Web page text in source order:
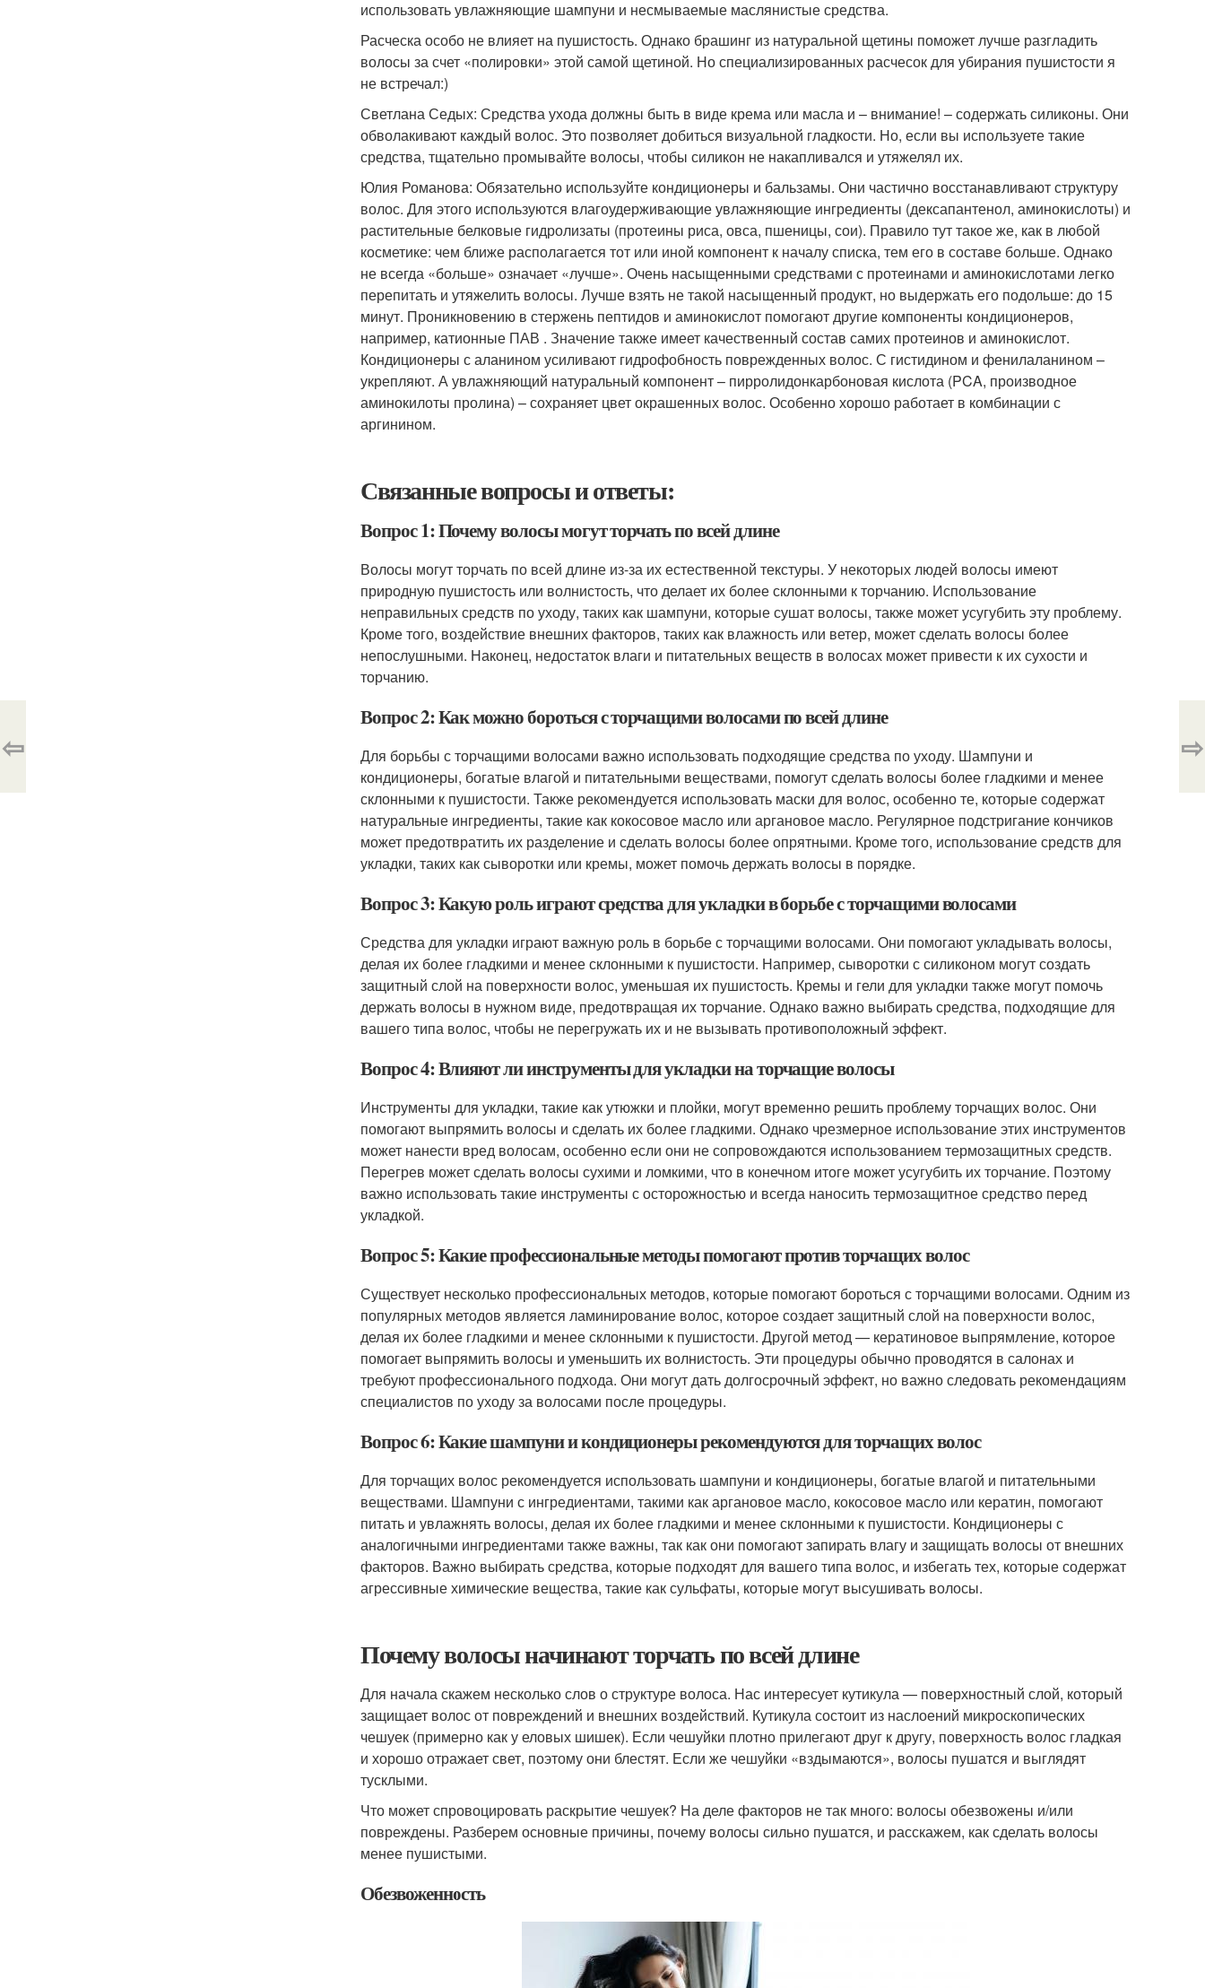
использовать увлажняющие шампуни и несмываемые маслянистые средства.
Расческа особо не влияет на пушистость. Однако брашинг из натуральной щетины поможет лучше разгладить
волосы за счет «полировки» этой самой щетиной. Но специализированных расчесок для убирания пушистости я
не встречал:)
Светлана Седых: Средства ухода должны быть в виде крема или масла и – внимание! – содержать силиконы. Они
обволакивают каждый волос. Это позволяет добиться визуальной гладкости. Но, если вы используете такие
средства, тщательно промывайте волосы, чтобы силикон не накапливался и утяжелял их.
Юлия Романова: Обязательно используйте кондиционеры и бальзамы. Они частично восстанавливают структуру
волос. Для этого используются влагоудерживающие увлажняющие ингредиенты (дексапантенол, аминокислоты) и
растительные белковые гидролизаты (протеины риса, овса, пшеницы, сои). Правило тут такое же, как в любой
косметике: чем ближе располагается тот или иной компонент к началу списка, тем его в составе больше. Однако
не всегда «больше» означает «лучше». Очень насыщенными средствами с протеинами и аминокислотами легко
перепитать и утяжелить волосы. Лучше взять не такой насыщенный продукт, но выдержать его подольше: до 15
минут. Проникновению в стержень пептидов и аминокислот помогают другие компоненты кондиционеров,
например, катионные ПАВ . Значение также имеет качественный состав самих протеинов и аминокислот.
Кондиционеры с аланином усиливают гидрофобность поврежденных волос. С гистидином и фенилаланином –
укрепляют. А увлажняющий натуральный компонент – пирролидонкарбоновая кислота (PCA, производное
аминокилоты пролина) – сохраняет цвет окрашенных волос. Особенно хорошо работает в комбинации с
аргинином.
Связанные вопросы и ответы:
Вопрос 1: Почему волосы могут торчать по всей длине
Волосы могут торчать по всей длине из-за их естественной текстуры. У некоторых людей волосы имеют
природную пушистость или волнистость, что делает их более склонными к торчанию. Использование
неправильных средств по уходу, таких как шампуни, которые сушат волосы, также может усугубить эту проблему.
Кроме того, воздействие внешних факторов, таких как влажность или ветер, может сделать волосы более
непослушными. Наконец, недостаток влаги и питательных веществ в волосах может привести к их сухости и
торчанию.
Вопрос 2: Как можно бороться с торчащими волосами по всей длине
Для борьбы с торчащими волосами важно использовать подходящие средства по уходу. Шампуни и
кондиционеры, богатые влагой и питательными веществами, помогут сделать волосы более гладкими и менее
склонными к пушистости. Также рекомендуется использовать маски для волос, особенно те, которые содержат
натуральные ингредиенты, такие как кокосовое масло или аргановое масло. Регулярное подстригание кончиков
может предотвратить их разделение и сделать волосы более опрятными. Кроме того, использование средств для
укладки, таких как сыворотки или кремы, может помочь держать волосы в порядке.
Вопрос 3: Какую роль играют средства для укладки в борьбе с торчащими волосами
Средства для укладки играют важную роль в борьбе с торчащими волосами. Они помогают укладывать волосы,
делая их более гладкими и менее склонными к пушистости. Например, сыворотки с силиконом могут создать
защитный слой на поверхности волос, уменьшая их пушистость. Кремы и гели для укладки также могут помочь
держать волосы в нужном виде, предотвращая их торчание. Однако важно выбирать средства, подходящие для
вашего типа волос, чтобы не перегружать их и не вызывать противоположный эффект.
Вопрос 4: Влияют ли инструменты для укладки на торчащие волосы
Инструменты для укладки, такие как утюжки и плойки, могут временно решить проблему торчащих волос. Они
помогают выпрямить волосы и сделать их более гладкими. Однако чрезмерное использование этих инструментов
может нанести вред волосам, особенно если они не сопровождаются использованием термозащитных средств.
Перегрев может сделать волосы сухими и ломкими, что в конечном итоге может усугубить их торчание. Поэтому
важно использовать такие инструменты с осторожностью и всегда наносить термозащитное средство перед
укладкой.
Вопрос 5: Какие профессиональные методы помогают против торчащих волос
Существует несколько профессиональных методов, которые помогают бороться с торчащими волосами. Одним из
популярных методов является ламинирование волос, которое создает защитный слой на поверхности волос,
делая их более гладкими и менее склонными к пушистости. Другой метод — кератиновое выпрямление, которое
помогает выпрямить волосы и уменьшить их волнистость. Эти процедуры обычно проводятся в салонах и
требуют профессионального подхода. Они могут дать долгосрочный эффект, но важно следовать рекомендациям
специалистов по уходу за волосами после процедуры.
Вопрос 6: Какие шампуни и кондиционеры рекомендуются для торчащих волос
Для торчащих волос рекомендуется использовать шампуни и кондиционеры, богатые влагой и питательными
веществами. Шампуни с ингредиентами, такими как аргановое масло, кокосовое масло или кератин, помогают
питать и увлажнять волосы, делая их более гладкими и менее склонными к пушистости. Кондиционеры с
аналогичными ингредиентами также важны, так как они помогают запирать влагу и защищать волосы от внешних
факторов. Важно выбирать средства, которые подходят для вашего типа волос, и избегать тех, которые содержат
агрессивные химические вещества, такие как сульфаты, которые могут высушивать волосы.
Почему волосы начинают торчать по всей длине
Для начала скажем несколько слов о структуре волоса. Нас интересует кутикула — поверхностный слой, который
защищает волос от повреждений и внешних воздействий. Кутикула состоит из наслоений микроскопических
чешуек (примерно как у еловых шишек). Если чешуйки плотно прилегают друг к другу, поверхность волос гладкая
и хорошо отражает свет, поэтому они блестят. Если же чешуйки «вздымаются», волосы пушатся и выглядят
тусклыми.
Что может спровоцировать раскрытие чешуек? На деле факторов не так много: волосы обезвожены и/или
повреждены. Разберем основные причины, почему волосы сильно пушатся, и расскажем, как сделать волосы
менее пушистыми.
Обезвоженность
⇦ ⇨